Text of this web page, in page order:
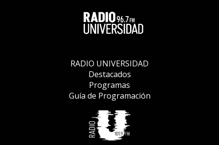
RADIO UNIVERSIDAD
Destacados
Programas
Guía de Programación